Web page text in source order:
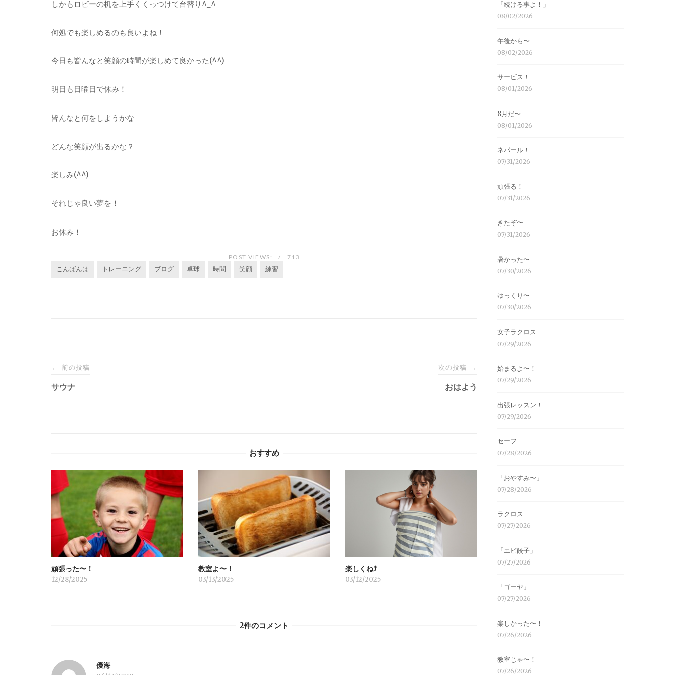
しかもロビーの机を上手くくっつけて台替り^_^
何処でも楽しめるのも良いよね！
今日も皆んなと笑顔の時間が楽しめて良かった(^^)
明日も日曜日で休み！
皆んなと何をしようかな
どんな笑顔が出るかな？
楽しみ(^^)
それじゃ良い夢を！
お休み！
POST VIEWS: 713
こんばんは トレーニング ブログ 卓球 時間 笑顔 練習
投
稿
ゲ
ー
シ
ョ
ン
← 前の投稿
サウナ
次の投稿 →
おはよう
おすすめ
頑張った〜！
12/28/2025
教室よ〜！
03/13/2025
楽しくね⤴︎
03/12/2025
2件のコメント
優海
「続ける事よ！」
08/02/2026
午後から〜
08/02/2026
サービス！
08/01/2026
8月だ〜
08/01/2026
ネパール！
07/31/2026
頑張る！
07/31/2026
きたぞ〜
07/31/2026
暑かった〜
07/30/2026
ゆっくり〜
07/30/2026
女子ラクロス
07/29/2026
始まるよ〜！
07/29/2026
出張レッスン！
07/29/2026
セーフ
07/28/2026
「おやすみ〜」
07/28/2026
ラクロス
07/27/2026
「エビ餃子」
07/27/2026
「ゴーヤ」
07/27/2026
楽しかった〜！
07/26/2026
教室じゃ〜！
07/26/2026